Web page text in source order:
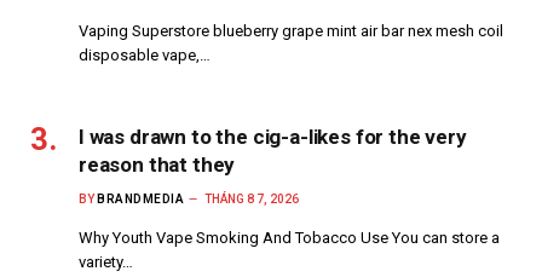
Vaping Superstore blueberry grape mint air bar nex mesh coil
disposable vape,…
I was drawn to the cig-a-likes for the very
reason that they
BY BRANDMEDIA THÁNG 8 7, 2026
Why Youth Vape Smoking And Tobacco Use You can store a
variety…